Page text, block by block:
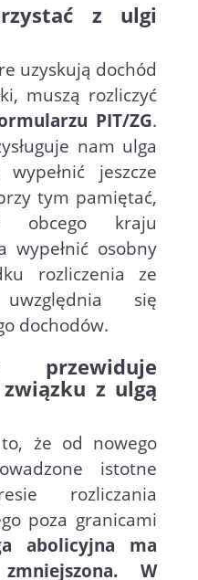
z ulgi
uzyskują dochód
muszą rozliczyć
PIT/ZG.
nam ulga
jeszcze
tym pamiętać,
obcego kraju
wypełnić osobny
rozliczenia ze
uwzględnia się
dochodów.
przewiduje
z ulgą
że od nowego
istotne
rozliczania
poza granicami
abolicyjna ma
W